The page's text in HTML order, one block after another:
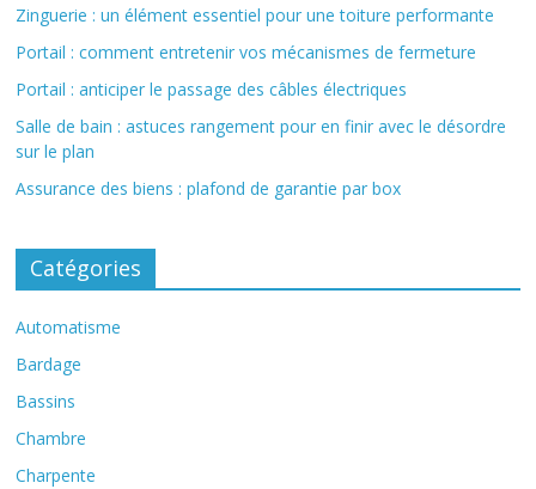
Zinguerie : un élément essentiel pour une toiture performante
Portail : comment entretenir vos mécanismes de fermeture
Portail : anticiper le passage des câbles électriques
Salle de bain : astuces rangement pour en finir avec le désordre
sur le plan
Assurance des biens : plafond de garantie par box
Catégories
Automatisme
Bardage
Bassins
Chambre
Charpente